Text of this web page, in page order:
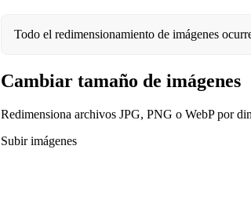
Todo el redimensionamiento de imágenes
Cambiar tamaño de imágenes
Redimensiona archivos JPG, PNG o WebP por
Subir imágenes